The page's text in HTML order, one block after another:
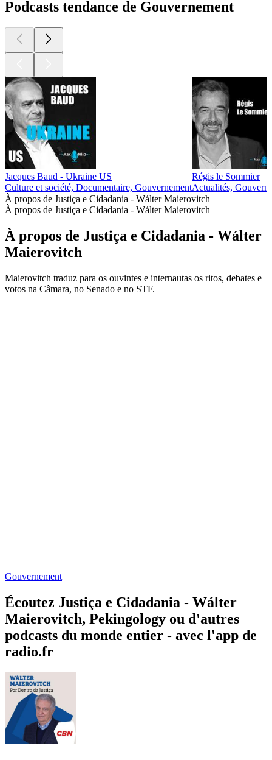
Podcasts tendance de Gouvernement
Jacques Baud - Ukraine US
Culture et société, Documentaire, Gouvernement
Régis le Sommier
Actualités,
À propos de Justiça e Cidadania - Wálter Maierovitch
À propos de Justiça e Cidadania - Wálter Maierovitch
À propos de Justiça e Cidadania - Wálter
Maierovitch
Maierovitch traduz para os ouvintes e internautas os ritos, debates e
votos na Câmara, no Senado e no STF.
Gouvernement
Écoutez Justiça e Cidadania - Wálter
Maierovitch, Pekingology ou d'autres
podcasts du monde entier - avec l'app de
radio.fr